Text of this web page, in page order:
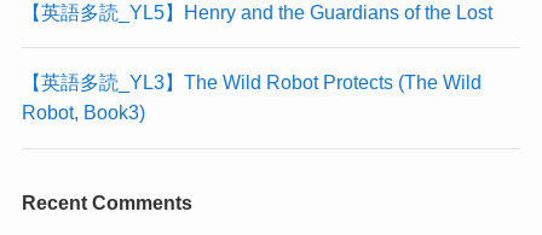
【英語多読_YL5】Henry and the Guardians of the Lost
【英語多読_YL3】The Wild Robot Protects (The Wild
Robot, Book3)
Recent Comments